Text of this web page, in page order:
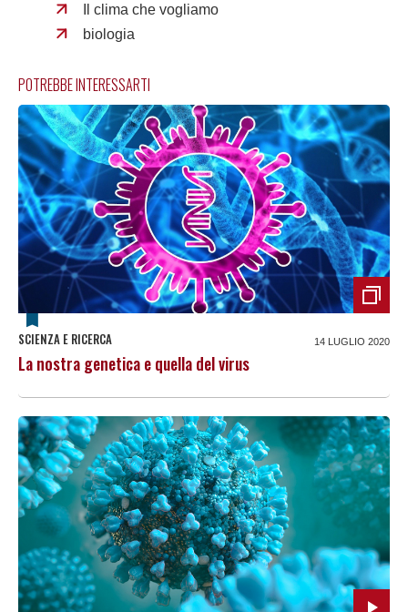
Il clima che vogliamo
biologia
POTREBBE INTERESSARTI
SCIENZA E RICERCA 14 LUGLIO 2020
La nostra genetica e quella del virus